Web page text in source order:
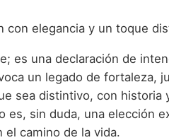
con elegancia y un toque
es una declaración de
un legado de fortaleza,
sea distintivo, con historia
es, sin duda, una elección
el camino de la vida.